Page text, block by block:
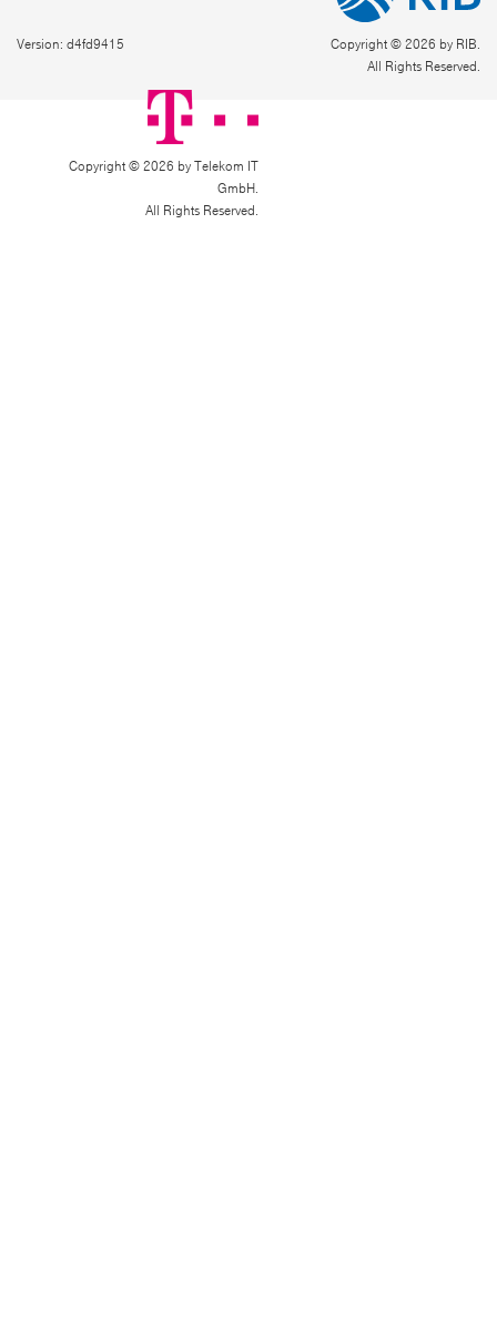
Version: d4fd9415
Copyright © 2026 by RIB.
All Rights Reserved.
Copyright © 2026 by Telekom IT
GmbH.
All Rights Reserved.